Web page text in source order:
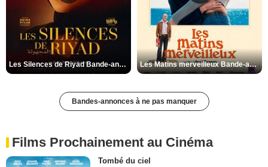
Les Silences de Riyad Bande-annonce VO STFR Les Matins merveilleux Bande-annonce VF
Bandes-annonces à ne pas manquer
Films Prochainement au Cinéma
Tombé du ciel